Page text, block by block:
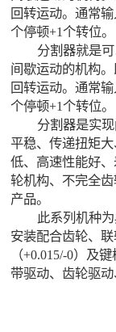
回转运动。通常
个停顿+1个转位。
分割器就是
间歇运动的机构
回转运动。通常
个停顿+1个转位。
分割器是实
平稳、传递扭矩
低、高速性能好
轮机构、不完全
产品。
此系列机种
安装配合齿轮、
（+0.015/-0）及
带驱动、齿轮驱动